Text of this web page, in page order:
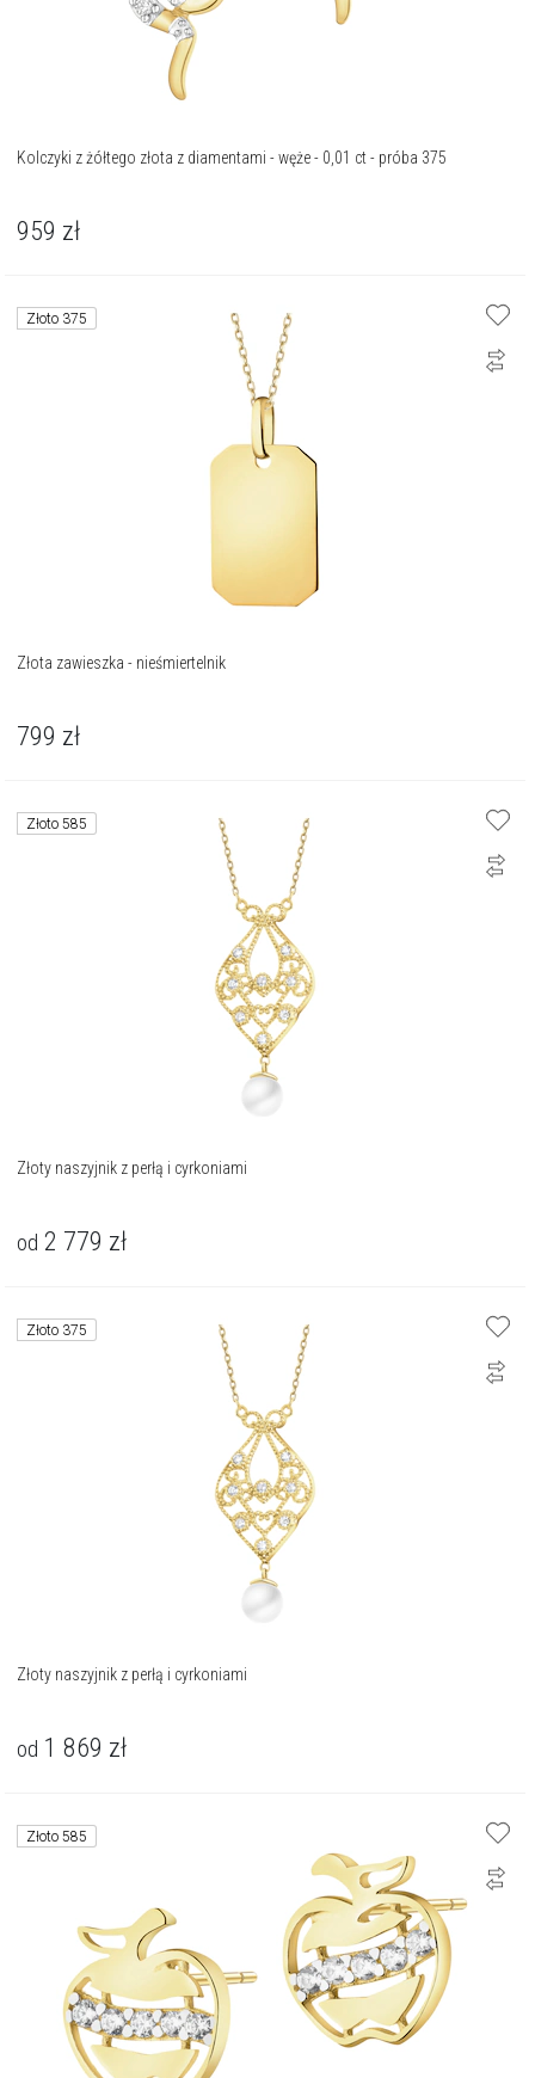
Kolczyki z żółtego złota z diamentami - węże - 0,01 ct - próba 375
959 zł
Złoto 375
Złota zawieszka - nieśmiertelnik
799 zł
Złoto 585
Złoty naszyjnik z perłą i cyrkoniami
od 2 779 zł
Złoto 375
Złoty naszyjnik z perłą i cyrkoniami
od 1 869 zł
Złoto 585